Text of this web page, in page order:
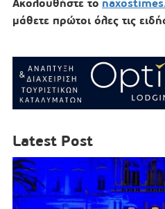
Ακολουθήστε το
μάθετε πρώτοι όλες τις
Latest Post